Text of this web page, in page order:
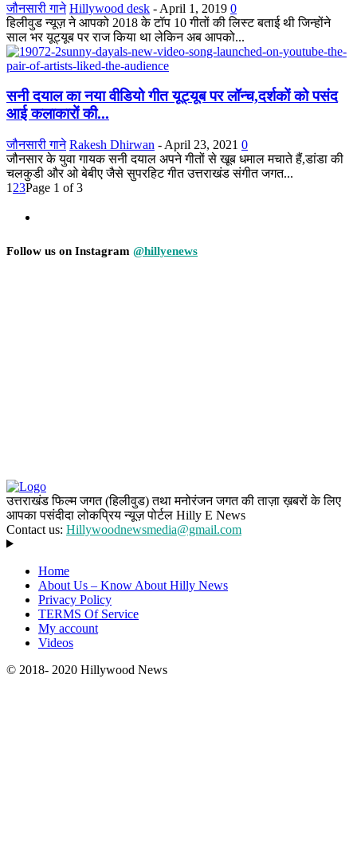
जौनसारी गाने Hillywood desk - April 1, 2019 0
हिलीवुड न्यूज़ ने आपको 2018 के टॉप 10 गीतों की लिस्ट बताई थी जिन्होंने
साल भर यूट्यूब पर राज किया था लेकिन अब आपको...
सनी दयाल का नया वीडियो गीत यूट्यूब पर लॉन्च,दर्शकों को पसंद
आई कलाकारों की...
जौनसारी गाने Rakesh Dhirwan - April 23, 2021 0
जौनसार के युवा गायक सनी दयाल अपने गीतों से खूब धमाल मचाते हैं,डांडा की
चलकुडी और ओ बेबीए जैसे सुपरहिट गीत उत्तराखंड संगीत जगत...
1 23Page 1 of 3
Follow us on Instagram @hillyenews
उत्तराखंड फिल्म जगत (हिलीवुड) तथा मनोरंजन जगत की ताज़ा ख़बरों के लिए
आपका पसंदीदा लोकप्रिय न्यूज़ पोर्टल Hilly E News
Contact us: Hillywoodnewsmedia@gmail.com
Home
About Us – Know About Hilly News
Privacy Policy
TERMS Of Service
My account
Videos
© 2018- 2020 Hillywood News